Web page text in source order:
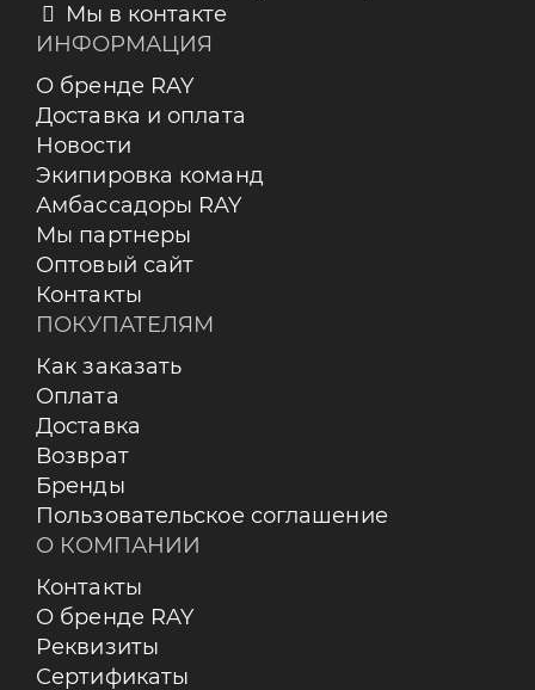
Мы в контакте
ИНФОРМАЦИЯ
О бренде RAY
Доставка и оплата
Новости
Экипировка команд
Амбассадоры RAY
Мы партнеры
Оптовый сайт
Контакты
ПОКУПАТЕЛЯМ
Как заказать
Оплата
Доставка
Возврат
Бренды
Пользовательское соглашение
О КОМПАНИИ
Контакты
О бренде RAY
Реквизиты
Сертификаты